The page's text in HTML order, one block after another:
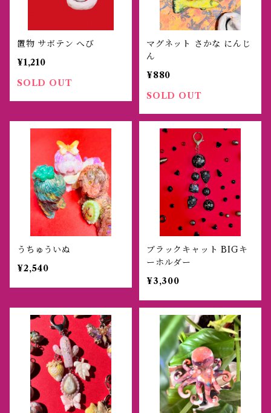
置物 サボテン へび
¥1,210
SOLD OUT
マグネット さかな にんじ
ん
¥880
SOLD OUT
うちゅういぬ
¥2,540
ブラックキャット BIGキ
ーホルダー
¥3,300